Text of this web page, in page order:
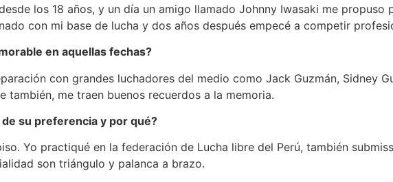
los 18 años, y un día un amigo llamado Johnny Iwasaki me
con mi base de lucha y dos años después empecé a competir
en aquellas fechas?
con grandes luchadores del medio como Jack Guzmán, Sidney
también, me traen buenos recuerdos a la memoria.
su preferencia y por qué?
Yo practiqué en la federación de Lucha libre del Perú, también
son triángulo y palanca a brazo.